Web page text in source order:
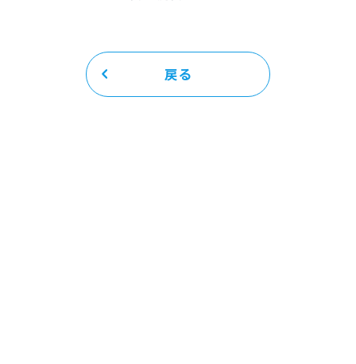
戻る